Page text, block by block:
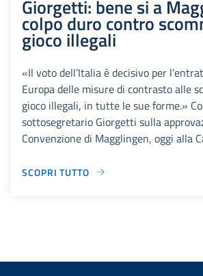
Giorgetti: bene si a
colpo duro contro
gioco illegali
«Il voto dell’Italia è decisivo per
Europa delle misure di contrasto alle
gioco illegali, in tutte le sue forme.»
sottosegretario Giorgetti sulla
Convenzione di Magglingen, oggi alla
SCOPRI TUTTO